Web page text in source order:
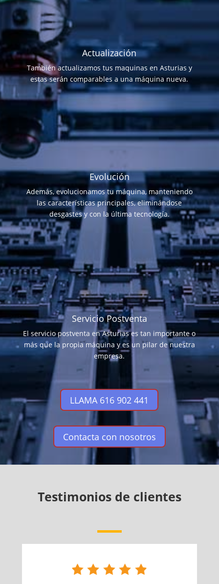
Actualización
También actualizamos tus maquinas en Asturias y
estas serán comparables a una máquina nueva.
Evolución
Además, evolucionamos tu máquina, manteniendo
las características principales, eliminándose
desgastes y con la última tecnología.
Servicio Postventa
El servicio postventa en Asturias es tan importante o
más que la propia máquina y es un pilar de nuestra
empresa.
LLAMA 616 902 441
Contacta con nosotros
Testimonios de clientes